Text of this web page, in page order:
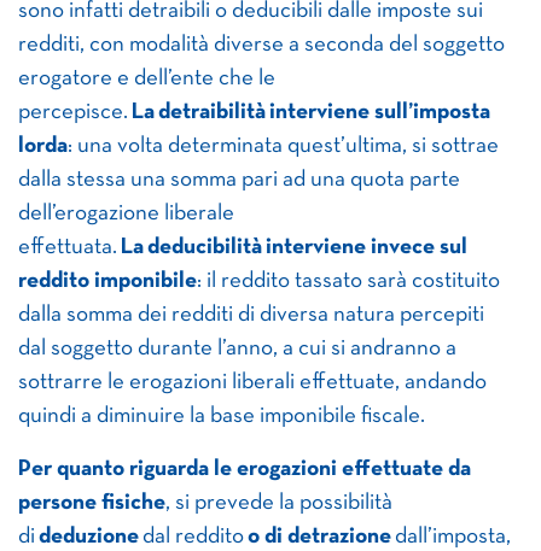
sono infatti detraibili o deducibili dalle imposte sui
redditi, con modalità diverse a seconda del soggetto
erogatore e dell’ente che le
percepisce. La detraibilità interviene sull’imposta
lorda: una volta determinata quest’ultima, si sottrae
dalla stessa una somma pari ad una quota parte
dell’erogazione liberale
effettuata. La deducibilità interviene invece sul
reddito imponibile: il reddito tassato sarà costituito
dalla somma dei redditi di diversa natura percepiti
dal soggetto durante l’anno, a cui si andranno a
sottrarre le erogazioni liberali effettuate, andando
quindi a diminuire la base imponibile fiscale.
Per quanto riguarda le erogazioni effettuate da
persone fisiche, si prevede la possibilità
di deduzione dal redditoo di detrazione dall’imposta,